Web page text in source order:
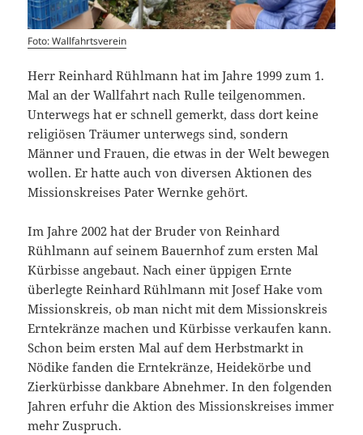
Foto: Wallfahrtsverein
Herr Reinhard Rühlmann hat im Jahre 1999 zum 1.
Mal an der Wallfahrt nach Rulle teilgenommen.
Unterwegs hat er schnell gemerkt, dass dort keine
religiösen Träumer unterwegs sind, sondern
Männer und Frauen, die etwas in der Welt bewegen
wollen. Er hatte auch von diversen Aktionen des
Missionskreises Pater Wernke gehört.
Im Jahre 2002 hat der Bruder von Reinhard
Rühlmann auf seinem Bauernhof zum ersten Mal
Kürbisse angebaut. Nach einer üppigen Ernte
überlegte Reinhard Rühlmann mit Josef Hake vom
Missionskreis, ob man nicht mit dem Missionskreis
Erntekränze machen und Kürbisse verkaufen kann.
Schon beim ersten Mal auf dem Herbstmarkt in
Nödike fanden die Erntekränze, Heidekörbe und
Zierkürbisse dankbare Abnehmer. In den folgenden
Jahren erfuhr die Aktion des Missionskreises immer
mehr Zuspruch.